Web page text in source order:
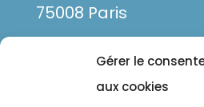
Gérer le
aux cookies
75008 Paris